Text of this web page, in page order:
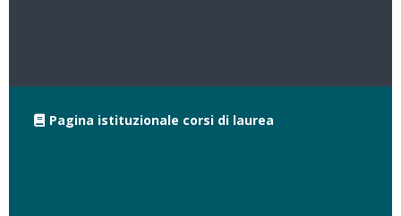
Pagina istituzionale corsi di laurea